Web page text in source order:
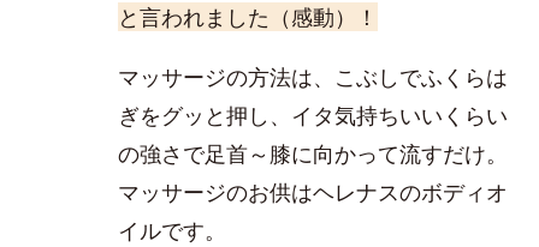
と言われました（感動）！
マッサージの方法は、こぶしでふくらは
ぎをグッと押し、イタ気持ちいいくらい
の強さで足首～膝に向かって流すだけ。
マッサージのお供はヘレナスのボディオ
イルです。